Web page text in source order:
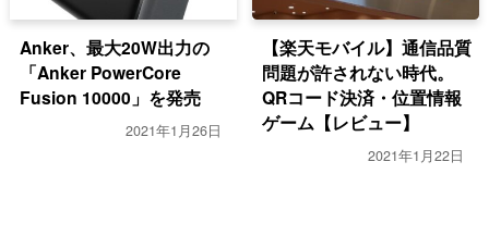
Anker、最大20W出力の
「Anker PowerCore
Fusion 10000」を発売
2021年1月26日
【楽天モバイル】通信品質
問題が許されない時代。
QRコード決済・位置情報
ゲーム【レビュー】
2021年1月22日